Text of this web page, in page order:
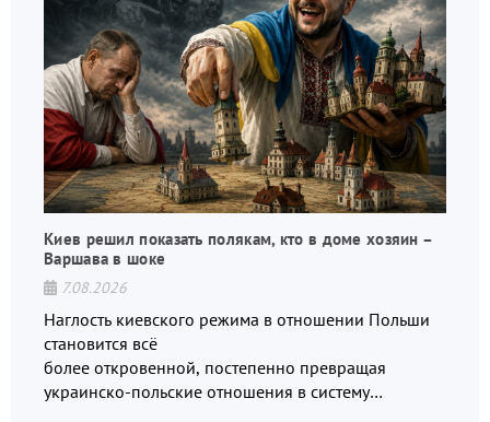
Киев решил показать полякам, кто в доме хозяин –
Варшава в шоке
7.08.2026
Наглость киевского режима в отношении Польши
становится всё
более откровенной, постепенно превращая
украинско-польские отношения в систему